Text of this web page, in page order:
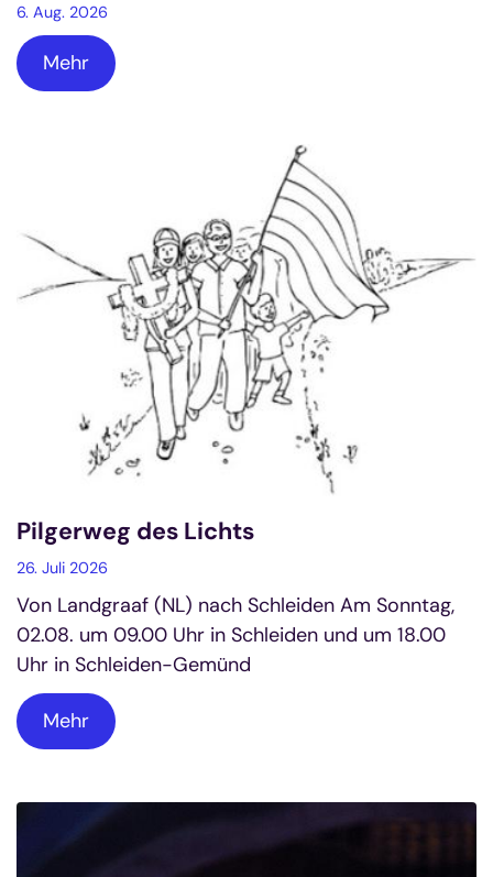
6. Aug. 2026
Mehr
Pilgerweg des Lichts
26. Juli 2026
Von Landgraaf (NL) nach Schleiden Am Sonntag,
02.08. um 09.00 Uhr in Schleiden und um 18.00
Uhr in Schleiden-Gemünd
Mehr